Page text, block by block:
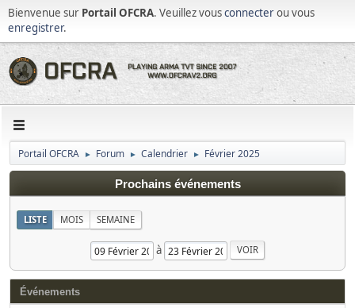
Bienvenue sur Portail OFCRA. Veuillez vousconnecterou vous
enregistrer.
Portail OFCRA ► Forum ► Calendrier ► Février 2025
Prochains événements
LISTE MOIS SEMAINE
à
Événements